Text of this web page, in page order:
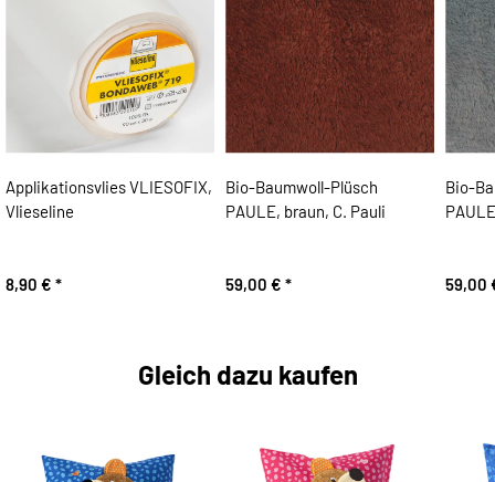
Applikationsvlies VLIESOFIX,
Vlieseline
8,90 € *
Bio-Baumwoll-Plüsch
PAULE, braun, C. Pauli
59,00 € *
Bio-
59,00
Gleich dazu kaufen